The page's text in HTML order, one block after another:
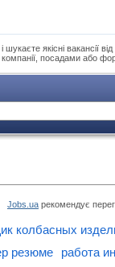
якісні вакансії
посадами або
Jobs.ua рекомендує
колбасных
резюме
работа